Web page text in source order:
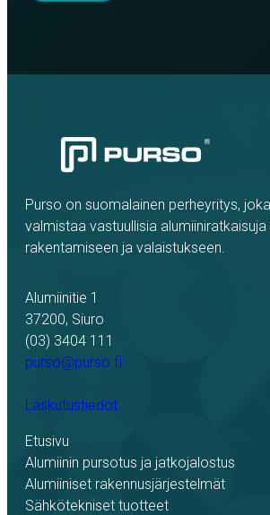
Purso on suomalainen perheyritys,
valmistaa vastuullisia alumiiniratkaisuja
rakentamiseen ja valaistukseen.
Alumiinitie 1
37200, Siuro
(03) 3404 111
purso@purso.fi
Laskutustiedot
Etusivu
Alumiinin pursotus ja jatkojalostus
Alumiiniset rakennusjärjestelmät
Sähkötekniset tuotteet